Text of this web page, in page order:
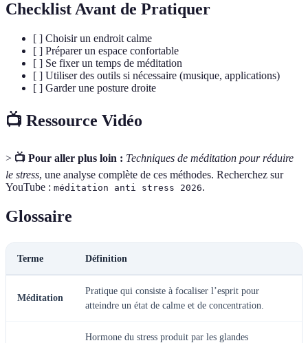
Checklist Avant de Pratiquer
[ ] Choisir un endroit calme
[ ] Préparer un espace confortable
[ ] Se fixer un temps de méditation
[ ] Utiliser des outils si nécessaire (musique, applications)
[ ] Garder une posture droite
📺 Ressource Vidéo
> 📺 Pour aller plus loin : Techniques de méditation pour réduire
le stress, une analyse complète de ces méthodes. Recherchez sur
YouTube : méditation anti stress 2026.
Glossaire
Terme Définition
Méditation
Pratique qui consiste à focaliser l’esprit pour
atteindre un état de calme et de concentration.
Hormone du stress produit par les glandes